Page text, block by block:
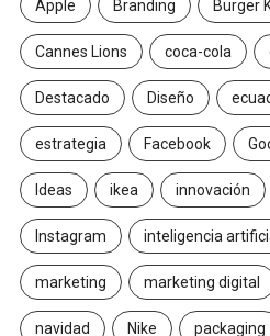
Apple Branding Burger
Cannes Lions coca-cola
Destacado Diseño
estrategia Facebook
Ideas ikea innovación
Instagram inteligencia
marketing marketing digital
navidad Nike packaging